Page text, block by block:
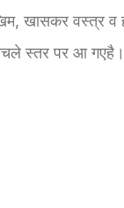
खासकर वस्त्र व
स्तर पर आ